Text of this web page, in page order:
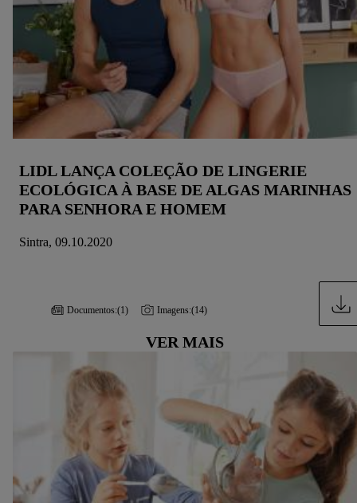
LIDL LANÇA COLEÇÃO DE LINGERIE
ECOLÓGICA À BASE DE ALGAS MARINHAS
PARA SENHORA E HOMEM
Sintra, 09.10.2020
Documentos:(1) Imagens:(14)
VER MAIS